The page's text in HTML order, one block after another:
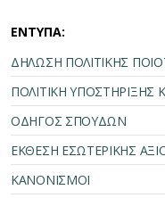
ΕΝΤΥΠΑ:
ΔΗΛΩΣΗ ΠΟΛΙΤΙΚΗΣ
ΠΟΛΙΤΙΚΗ
ΟΔΗΓΟΣ ΣΠΟΥΔΩΝ
ΕΚΘΕΣΗ ΕΣΩΤΕΡΙΚΗΣ
ΚΑΝΟΝΙΣΜΟΙ